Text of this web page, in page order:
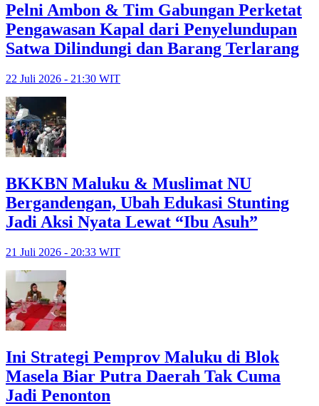
Pelni Ambon & Tim Gabungan Perketat
Pengawasan Kapal dari Penyelundupan
Satwa Dilindungi dan Barang Terlarang
22 Juli 2026 - 21:30 WIT
BKKBN Maluku & Muslimat NU
Bergandengan, Ubah Edukasi Stunting
Jadi Aksi Nyata Lewat “Ibu Asuh”
21 Juli 2026 - 20:33 WIT
Ini Strategi Pemprov Maluku di Blok
Masela Biar Putra Daerah Tak Cuma
Jadi Penonton